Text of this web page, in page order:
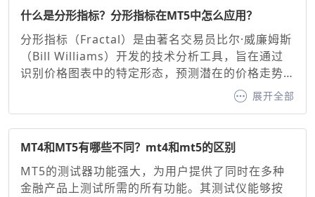
（26周期EMA）、信号线（9周期EMA）。调整建
议：快线与慢线：缩短周期（如10/20）可增强灵敏
度，延长周期（如20/50）可过滤噪音。信号线：通
常固定为9周期EMA，用于确认买卖信号。
什么是分形指标？分形指标在MT5中怎么应用？
分形指标（Fractal）是由著名交易员比尔·威廉姆斯
（Bill Williams）开发的技术分析工具，旨在通过
识别价格图表中的特定形态，预测潜在的价格走势
并生成看涨或看跌信号。其核心原理基于混沌理论
中的自相似性原则，通过识别价格的高点或低点形
力位。分形指标作为MT5交易平台内置的经典工
具，为交易者提供了直观的价格转折点识别方法。
展开全部
MT4和MT5有哪些不同？mt4和mt5的区别
MT5的测试器功能强大，为用户提供了同时在多种
金融产品上测试所需的所有功能。其测试仪能够按